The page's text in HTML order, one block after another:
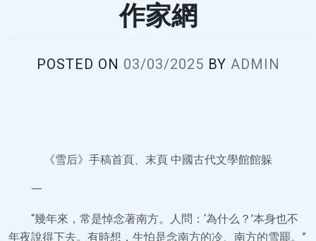
作家網
POSTED ON 03/03/2025 BY ADMIN
《雪后》手稿首頁、末頁 中國古代文學館館躲
一
“幾年來，常是悼念著南方。人問：‘為什么？’本身也不
年夜說得下去。有時想，生怕是念南方的冷、南方的雪罷。”